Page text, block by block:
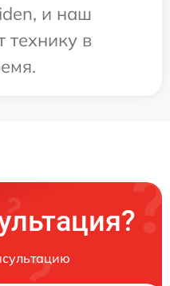
и наш
технику в